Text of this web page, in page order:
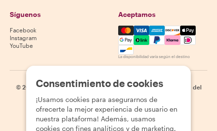
Síguenos
Facebook
Instagram
YouTube
Aceptamos
Mastercard, Visa, Amex,
La disponibilidad varía según el destino
© 2026 Withlocals.com | Política de privacidad | Cookies
Mapa del
Consentimiento de cookies
¡Usamos cookies para asegurarnos de
ofrecerte la mejor experiencia de usuario en
nuestra plataforma! Además, usamos
cookies con fines analíticos y de marketing.